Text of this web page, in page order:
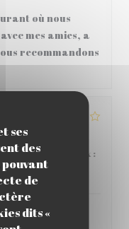
ses
des
de
dits «
où nous
mes amies, a
recommandons
:4/5 Qualité / Prix :